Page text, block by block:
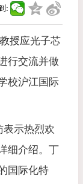
:
授应光子芯
行交流并做
校沪江国际
表示热烈欢
细介绍。丁
国际化特